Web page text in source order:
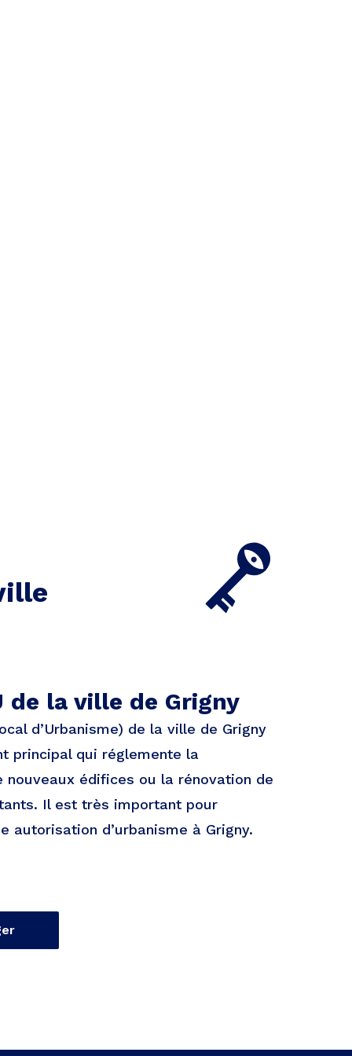
de la ville de Grigny
d’Urbanisme) de la ville de Grigny
principal qui réglemente la
nouveaux édifices ou la rénovation de
Il est très important pour
autorisation d’urbanisme à Grigny.